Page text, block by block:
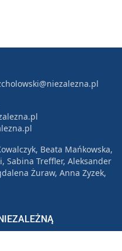
Beata Mańkowska,
Sabina Treffler, Aleksander
Agnieszka
Łukawska, Jan
Wysocki
Gójska, Piotr
Rybczyński, Krzysztof
Teluk, Marcin